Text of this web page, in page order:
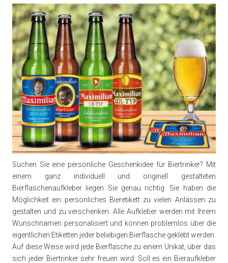
Suchen Sie eine persönliche Geschenkidee für Biertrinker? Mit
einem ganz individuell und originell gestalteten
Bierflaschenaufkleber liegen Sie genau richtig. Sie haben die
Möglichkeit ein persönliches Bieretikett zu vielen Anlässen zu
gestalten und zu verschenken. Alle Aufkleber werden mit Ihrem
Wunschnamen personalisiert und können problemlos über die
eigentlichen Etiketten jeder beliebigen Bierflasche geklebt werden.
Auf diese Weise wird jede Bierflasche zu einem Unikat, über das
sich jeder Biertrinker sehr freuen wird. Soll es ein Bieraufkleber